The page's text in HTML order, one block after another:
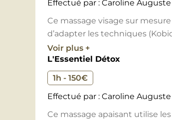
énergétique des chakras ou un
L’expérience s’achève par un
lunaison et infusion de saison
Effectué par : Caroline Auguste
Ce massage visage sur
d’adapter les techniques
redessine et sublime les traits
du soin, Caroline partage des
prolonger les bienfaits chez
Voir plus +
L'Essentiel Détox
1h - 150€
Effectué par : Caroline Auguste
Ce massage apaisant utilise